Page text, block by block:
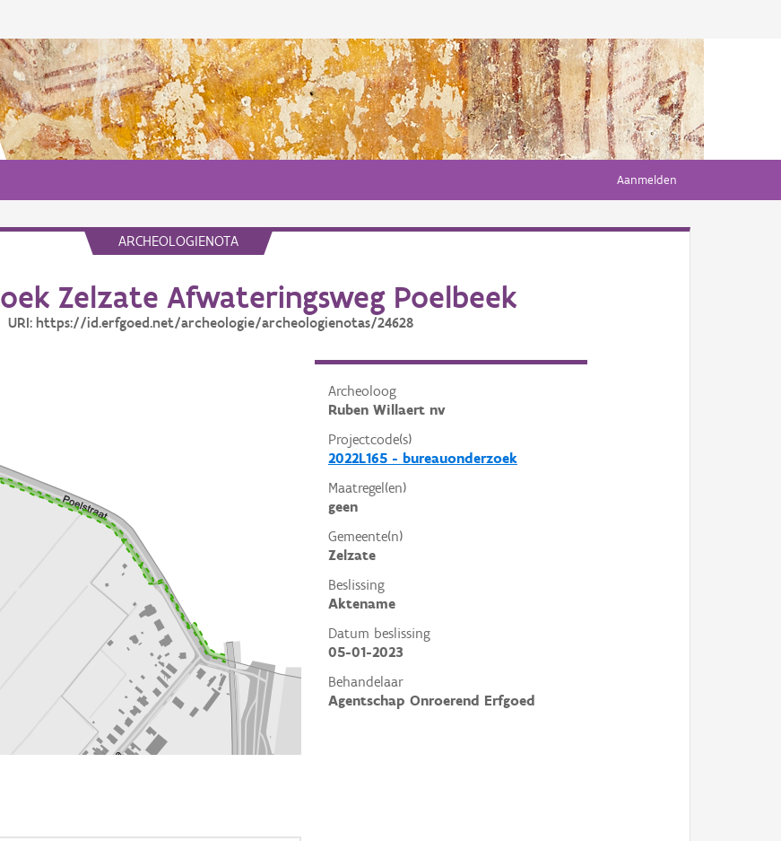
Aanmelden
ARCHEOLOGIENOTA
Zelzate Afwateringsweg Poelbeek
URI: https://id.erfgoed.net/archeologie/archeologienotas/24628
Archeoloog
Ruben Willaert nv
Projectcode(s)
2022L165 - bureauonderzoek
Maatregel(en)
geen
Gemeente(n)
Zelzate
Beslissing
Aktename
Datum beslissing
05-01-2023
Behandelaar
Agentschap Onroerend Erfgoed